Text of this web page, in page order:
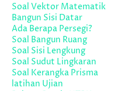
Soal Vektor Matematik
Bangun Sisi Datar
Ada Berapa Persegi?
Soal Bangun Ruang
Soal Sisi Lengkung
Soal Sudut Lingkaran
Soal Kerangka Prisma
latihan Ujian